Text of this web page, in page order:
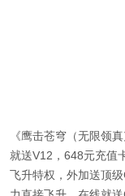
《鹰击苍穹（无限领
就送V12，648元充值
飞升特权，外加送顶